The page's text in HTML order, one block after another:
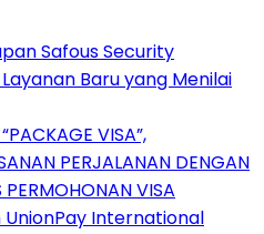
Safous Security
Baru yang Menilai
VISA”,
PERJALANAN DENGAN
PERMOHONAN VISA
UnionPay International